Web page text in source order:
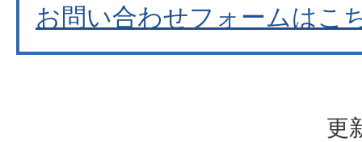
お問い合わせフォームはこ
更